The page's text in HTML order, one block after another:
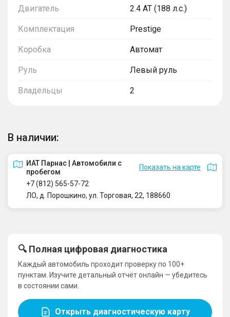
Двигатель 2.4 AT (188 л.с.)
Комплектация Prestige
Коробка Автомат
Руль Левый руль
Владельцы 2
В наличии:
ИАТ Парнас | Автомобили с
пробегом
Показать на карте
+7 (812) 565-57-72
ЛО, д. Порошкино, ул. Торговая, 22, 188660
🔍 Полная цифровая диагностика
Каждый автомобиль проходит проверку по 100+
пунктам. Изучите детальный отчёт онлайн — убедитесь
в состоянии сами.
Открыть диагностическую карту